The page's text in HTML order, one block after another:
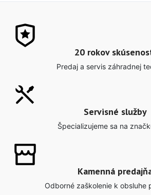
20 rokov
Predaj a servis záhradnej
Servisné služby
Špecializujeme sa na
Kamenná
Odborné zaškolenie k obsluhe